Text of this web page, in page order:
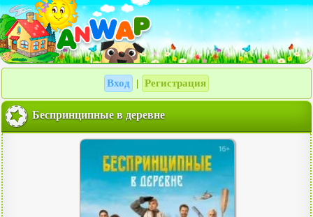
Вход Регистрация
Беспринципные в деревне